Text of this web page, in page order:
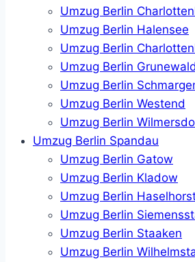
Umzug Berlin
Umzug Berlin Halensee
Umzug Berlin
Umzug Berlin Grunewald
Umzug Berlin
Umzug Berlin Westend
Umzug Berlin
Umzug Berlin Spandau
Umzug Berlin Gatow
Umzug Berlin Kladow
Umzug Berlin
Umzug Berlin
Umzug Berlin Staaken
Umzug Berlin